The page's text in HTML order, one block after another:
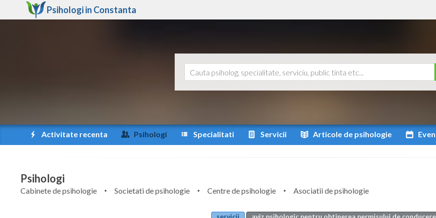
Psihologi in Constanta
Activitate recenta Psihologi Specialitati Servicii Articole de psihologie
Psihologi
Cabinete de psihologie Societati de psihologie Centre de psihologie
Asociatii de psihologie
servicii aviz psihologic pentru obtinerea permisului de